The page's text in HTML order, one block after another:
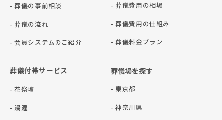
- 葬儀の事前相談
- 葬儀の流れ
- 会員システムのご紹介
- 葬儀費用の相場
- 葬儀費用の仕組み
- 葬儀料金プラン
葬儀付帯サービス
- 花祭壇
- 湯灌
葬儀場を探す
- 東京都
- 神奈川県